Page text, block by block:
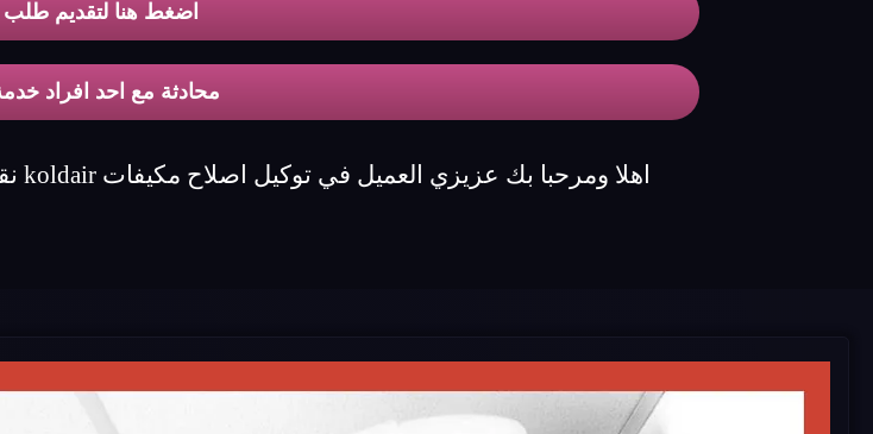
اضغط هنا لتقديم طلب
محادثة مع احد افراد
اهلا ومرحبا بك عزيزي العميل في توكيل اصلاح مكيفات koldair نقدم لكم افضل خدمة اصلاح لماركة مكيفات koldair